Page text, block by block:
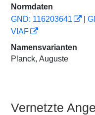
Normdaten
GND: 116203641
VIAF
Namensvarianten
Planck, Auguste
Vernetzte